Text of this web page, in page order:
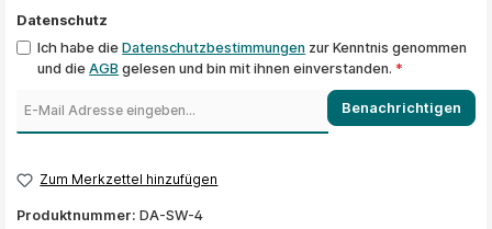
Datenschutz
Ich habe dieDatenschutzbestimmungen zur Kenntnis genommen
und dieAGB gelesen und bin mit ihnen einverstanden.*
Benachrichtigen
Zum Merkzettel hinzufügen
Produktnummer: DA-SW-4